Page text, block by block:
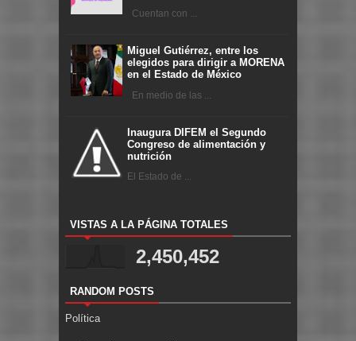
Cuentan con ...
Miguel Gutiérrez, entre los
elegidos para dirigir a MORENA
en el Estado de México
En medio de las ...
Inaugura DIFEM el Segundo
Congreso de alimentación y
nutrición
El Estado de ...
VISTAS A LA PÁGINA TOTALES
2,450,452
RANDOM POSTS
Política